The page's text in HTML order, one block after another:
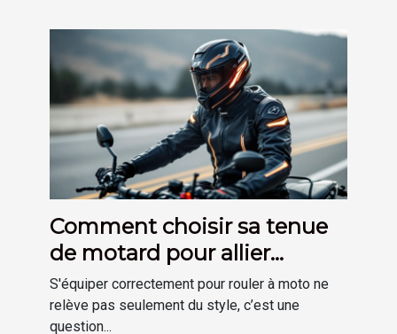
Comment choisir sa tenue
de motard pour allier
sécurité et confort ?
S'équiper correctement pour rouler à moto ne
relève pas seulement du style, c’est une
question...